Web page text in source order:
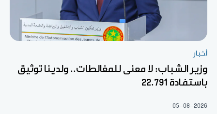
أخبار
وزير الشباب: لا معنى للمغالطات.. ولدينا توثيق
باستفادة 22.791
05-08-2026